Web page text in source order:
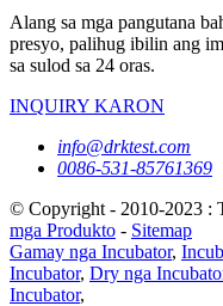
Alang sa mga pangutana
presyo, palihug ibilin ang
sa sulod sa 24 oras.
INQUIRY KARON
info@drktest.com
0086-531-85761369
© Copyright - 2010-2023 :
mga Produkto - Sitemap
Gamay nga Incubator,
Incubator, Dry nga
Incubator,